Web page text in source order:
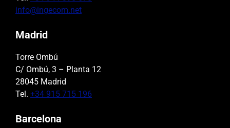
info@ingecom.net
Madrid
Torre Ombú
C/ Ombú, 3 – Planta 12
28045 Madrid
Tel. +34 915 715 196
Barcelona